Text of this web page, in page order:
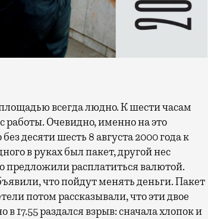
Очевидно, именно на это
десяти шесть 8 августа 2000 года к
в руках был пакет, другой нес
расплатиться валютой.
что пойдут менять деньги. Пакет
потом рассказывали, что эти двое
17.55 раздался взрыв: сначала хлопок и